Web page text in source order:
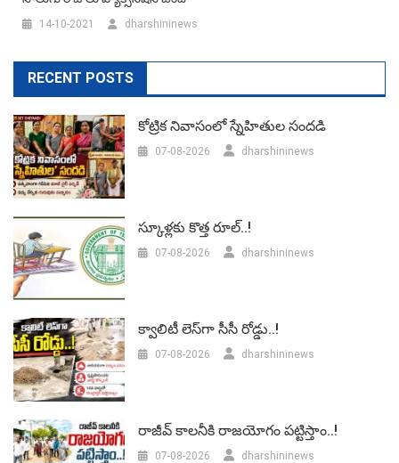
14-10-2021 dharshininews
RECENT POSTS
కోట్రిక నివాసంలో స్నేహితుల సందడి
07-08-2026 dharshininews
స్కూళ్లకు కొత్త రూల్..!
07-08-2026 dharshininews
క్వాలిటీ లెస్‌గా సీసీ రోడ్డు..!
07-08-2026 dharshininews
రాజీవ్ కాలనీకి రాజయోగం పట్టిస్తాం..!
07-08-2026 dharshininews